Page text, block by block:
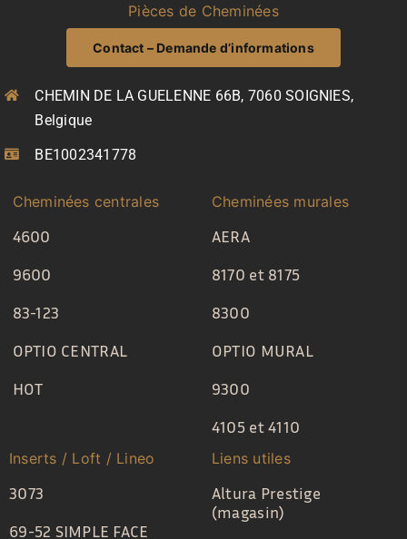
Pièces de Cheminées
Contact – Demande d’informations
CHEMIN DE LA GUELENNE 66B, 7060 SOIGNIES,
Belgique
BE1002341778
Cheminées centrales
4600
9600
83-123
OPTIO CENTRAL
HOT
Cheminées murales
AERA
8170 et 8175
8300
OPTIO MURAL
9300
4105 et 4110
Inserts / Loft / Lineo
3073
69-52 SIMPLE FACE
Liens utiles
Altura Prestige
(magasin)